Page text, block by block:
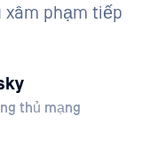
phạm tiếp
thủ mạng